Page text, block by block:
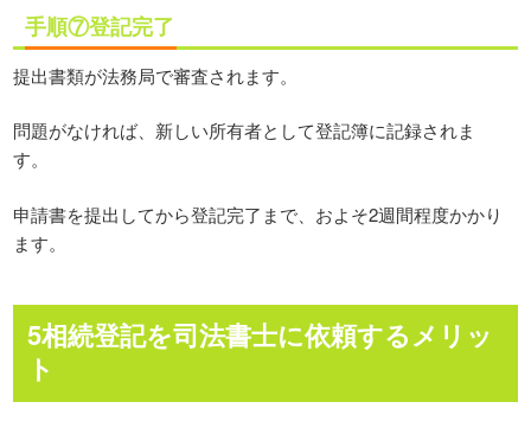
手順⑦登記完了
提出書類が法務局で審査されます。
問題がなければ、新しい所有者として登記簿に記録されま
す。
申請書を提出してから登記完了まで、およそ2週間程度かかり
ます。
5相続登記を司法書士に依頼するメリッ
ト